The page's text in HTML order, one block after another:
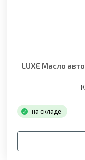
LUXE Масло
на складе